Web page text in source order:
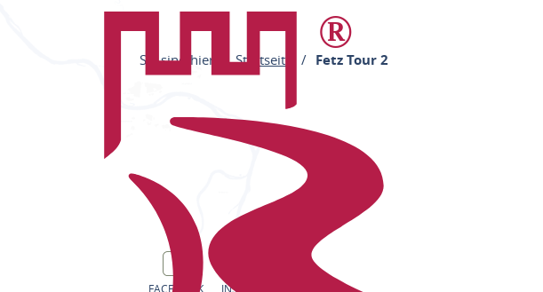
Sie sind hier: Startseite Fetz Tour 2
FACEBOOK INSTAGRAM